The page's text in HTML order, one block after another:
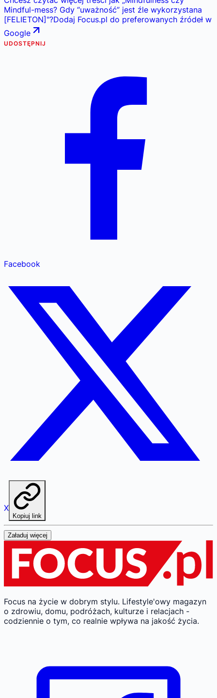
Mindful-mess? Gdy “uważność” jest źle wykorzystana
[FELIETON]"?Dodaj Focus.pl do preferowanych źródeł w
Google
UDOSTĘPNIJ
Facebook
X
Kopiuj link
Załaduj więcej
Focus na życie w dobrym stylu. Lifestyle'owy magazyn
o zdrowiu, domu, podróżach, kulturze i relacjach -
codziennie o tym, co realnie wpływa na jakość życia.